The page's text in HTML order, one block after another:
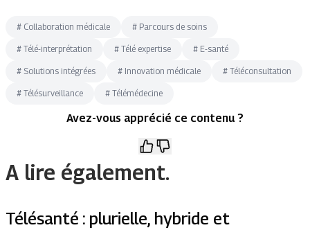
# Collaboration médicale # Parcours de soins
# Télé-interprétation # Télé expertise # E-santé
# Solutions intégrées # Innovation médicale # Téléconsultation
# Télésurveillance # Télémédecine
Avez-vous apprécié ce contenu ?
A lire également.
Télésanté : plurielle, hybride et